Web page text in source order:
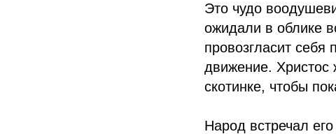
Это чудо
ожидали в облике
провозгласит себя
движение. Христос
скотинке, чтобы
Народ встречал